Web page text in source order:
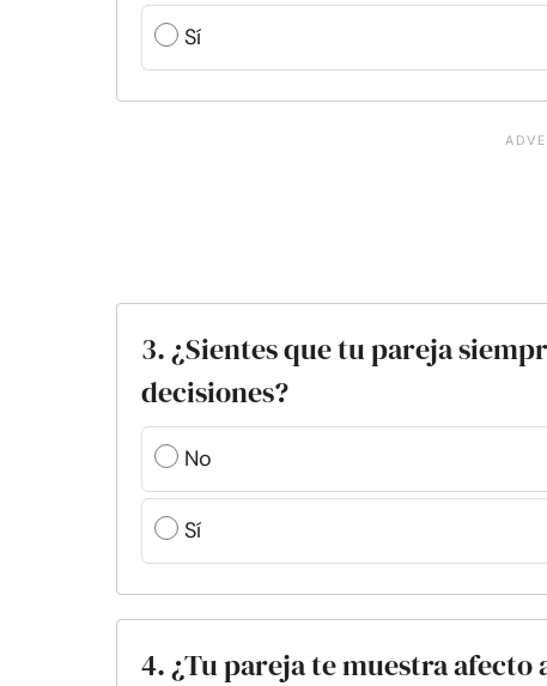
Sí
3. ¿Sientes que tu pareja
decisiones?
No
Sí
4. ¿Tu pareja te muestra